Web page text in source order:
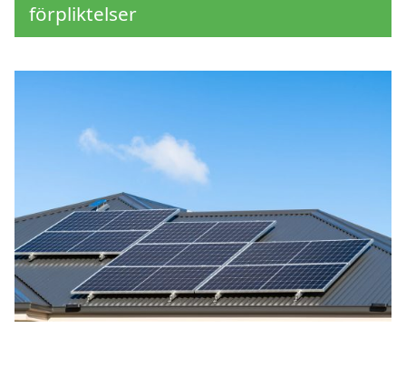
förpliktelser